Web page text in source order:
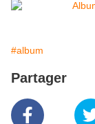
#album
Partager